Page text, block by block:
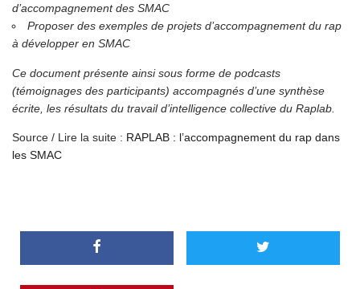
d’accompagnement des SMAC
Proposer des exemples de projets d’accompagnement du rap
à développer en SMAC
Ce document présente ainsi sous forme de podcasts
(témoignages des participants) accompagnés d’une synthèse
écrite, les résultats du travail d’intelligence collective du Raplab.
Source / Lire la suite : RAPLAB : l’accompagnement du rap dans
les SMAC